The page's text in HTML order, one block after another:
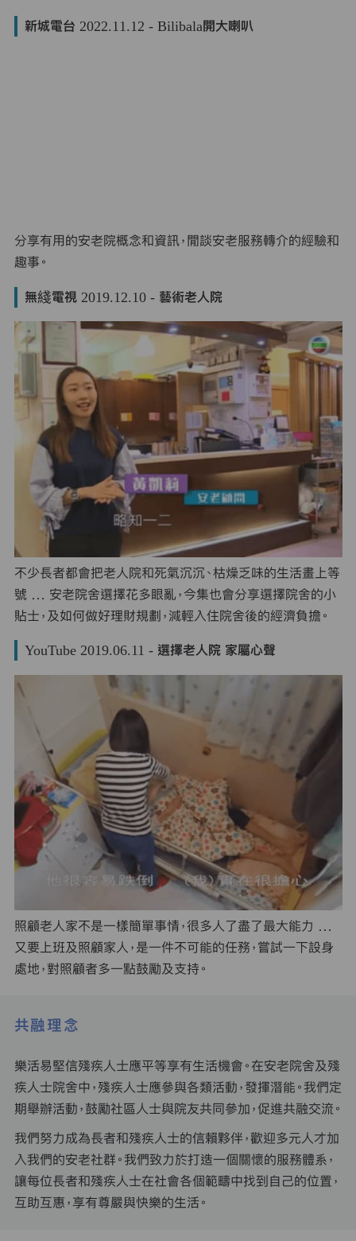
新城電台 2022.11.12 - Bilibala開大喇叭
分享有用的安老院概念和資訊，閒談安老服務轉介的經驗和
趣事。
無綫電視 2019.12.10 - 藝術老人院
不少長者都會把老人院和死氣沉沉、枯燥乏味的生活畫上等
號 … 安老院舍選擇花多眼亂，今集也會分享選擇院舍的小
貼士，及如何做好理財規劃，減輕入住院舍後的經濟負擔。
YouTube 2019.06.11 - 選擇老人院 家屬心聲
照顧老人家不是一樣簡單事情，很多人了盡了最大能力 …
又要上班及照顧家人，是一件不可能的任務，嘗試一下設身
處地，對照顧者多一點鼓勵及支持。
共融理念
樂活易堅信殘疾人士應平等享有生活機會。在安老院舍及殘
疾人士院舍中，殘疾人士應參與各類活動，發揮潛能。我們定
期舉辦活動，鼓勵社區人士與院友共同參加，促進共融交流。
我們努力成為長者和殘疾人士的信賴夥伴，歡迎多元人才加
入我們的安老社群。我們致力於打造一個關懷的服務體系，
讓每位長者和殘疾人士在社會各個範疇中找到自己的位置，
互助互惠，享有尊嚴與快樂的生活。